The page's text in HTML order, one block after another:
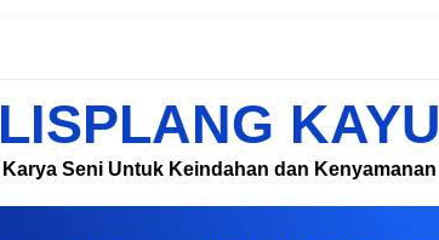
LISPLANG KAYU
Karya Seni Untuk Keindahan dan Kenyamanan